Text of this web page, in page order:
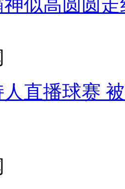
似高圆圆走
直播球赛